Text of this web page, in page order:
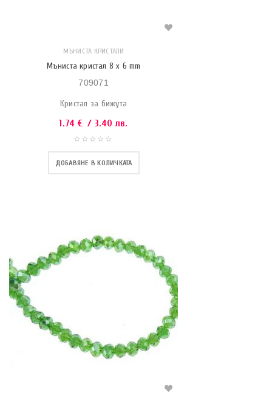
МЪНИСТА КРИСТАЛИ
Мъниста кристал 8 x 6 mm
709071
Кристал за бижута
1.74 € / 3.40 лв.
ДОБАВЯНЕ В КОЛИЧКАТА